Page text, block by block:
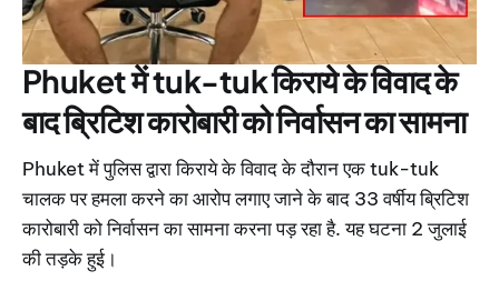
Phuket में tuk-tuk किराये के विवाद के
बाद ब्रिटिश कारोबारी को निर्वासन का सामना
Phuket में पुलिस द्वारा किराये के विवाद के दौरान एक tuk-tuk
चालक पर हमला करने का आरोप लगाए जाने के बाद 33 वर्षीय ब्रिटिश
कारोबारी को निर्वासन का सामना करना पड़ रहा है. यह घटना 2 जुलाई
की तड़के हुई।